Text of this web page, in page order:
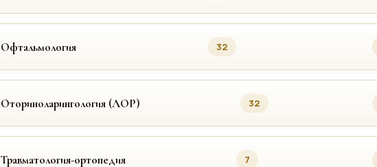
Офтальмология 32
Оториноларингология (ЛОР) 32
Травматология-ортопедия 7